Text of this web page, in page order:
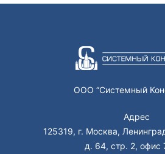
ООО “Системный
Адрес
125319, г. Москва,
д. 64, стр. 2, офис